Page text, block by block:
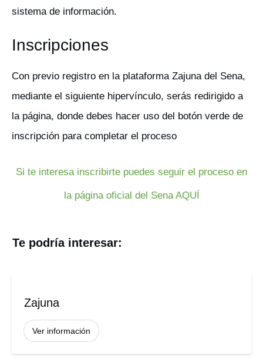
sistema de información.
Inscripciones
Con previo registro en la plataforma Zajuna del Sena,
mediante el siguiente hipervínculo, serás redirigido a
la página, donde debes hacer uso del botón verde de
inscripción para completar el proceso
Si te interesa inscribirte puedes seguir el proceso en
la página oficial del Sena AQUÍ
Te podría interesar:
Zajuna
Ver información